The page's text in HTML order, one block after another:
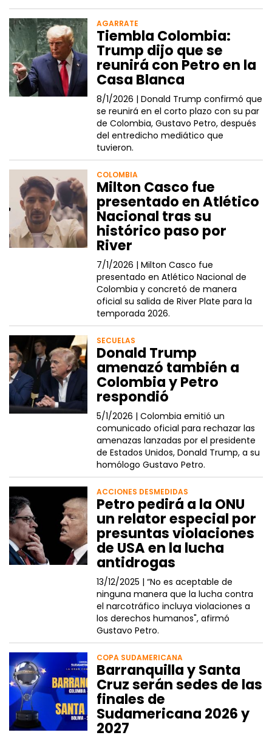
AGARRATE
Tiembla Colombia:
Trump dijo que se
reunirá con Petro en la
Casa Blanca
8/1/2026 |Donald Trump confirmó que
se reunirá en el corto plazo con su par
de Colombia, Gustavo Petro, después
del entredicho mediático que
tuvieron.
COLOMBIA
Milton Casco fue
presentado en Atlético
Nacional tras su
histórico paso por
River
7/1/2026 |Milton Casco fue
presentado en Atlético Nacional de
Colombia y concretó de manera
oficial su salida de River Plate para la
temporada 2026.
SECUELAS
Donald Trump
amenazó también a
Colombia y Petro
respondió
5/1/2026 |Colombia emitió un
comunicado oficial para rechazar las
amenazas lanzadas por el presidente
de Estados Unidos, Donald Trump, a su
homólogo Gustavo Petro.
ACCIONES DESMEDIDAS
Petro pedirá a la ONU
un relator especial por
presuntas violaciones
de USA en la lucha
antidrogas
13/12/2025 |“No es aceptable de
ninguna manera que la lucha contra
el narcotráfico incluya violaciones a
los derechos humanos", afirmó
Gustavo Petro.
COPA SUDAMERICANA
Barranquilla y Santa
Cruz serán sedes de las
finales de
Sudamericana 2026 y
2027